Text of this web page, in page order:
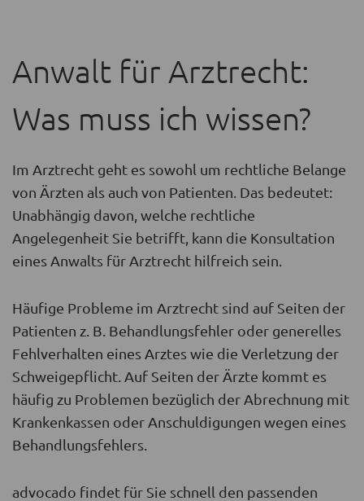
Anwalt für Arztrecht:
Was muss ich wissen?
Im Arztrecht geht es sowohl um rechtliche Belange
von Ärzten als auch von Patienten. Das bedeutet:
Unabhängig davon, welche rechtliche
Angelegenheit Sie betrifft, kann die Konsultation
eines Anwalts für Arztrecht hilfreich sein.
Häufige Probleme im Arztrecht sind auf Seiten der
Patienten z. B. Behandlungsfehler oder generelles
Fehlverhalten eines Arztes wie die Verletzung der
Schweigepflicht. Auf Seiten der Ärzte kommt es
häufig zu Problemen bezüglich der Abrechnung mit
Krankenkassen oder Anschuldigungen wegen eines
Behandlungsfehlers.
advocado findet für Sie schnell den passenden